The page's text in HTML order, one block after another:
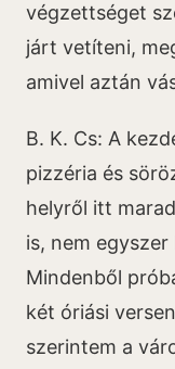
végzettséget
járt vetíteni,
amivel aztán
B. K. Cs: A
pizzéria és
helyről itt
is, nem
Mindenből
két óriási
szerintem a